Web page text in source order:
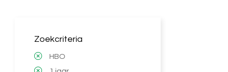
Zoekcriteria
HBO